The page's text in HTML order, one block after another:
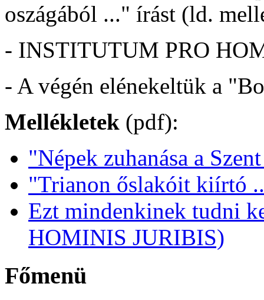
oszágából ..." írást (ld.
- INSTITUTUM PRO
- A végén elénekeltük a
Mellékletek (pdf):
"Népek zuhanása a
"Trianon őslakóit kiírtó
Ezt mindenkinek tudni
HOMINIS JURIBIS)
Főmenü